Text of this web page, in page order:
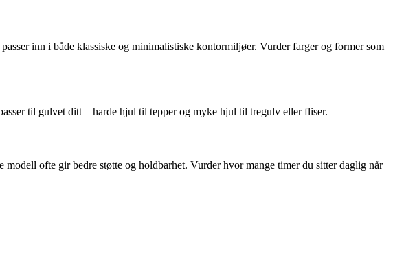
inn i både klassiske og minimalistiske kontormiljøer. Vurder farger og former som
til gulvet ditt – harde hjul til tepper og myke hjul til tregulv eller fliser.
ofte gir bedre støtte og holdbarhet. Vurder hvor mange timer du sitter daglig når